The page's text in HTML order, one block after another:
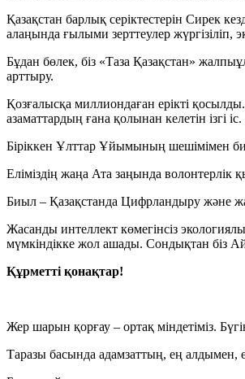
Қазақстан барлық серіктестерін Сирек
алаңында ғылыми зерттеулер жүргізіліп,
Бұдан бөлек, біз «Таза Қазақстан»
арттыру.
Қозғалысқа миллиондаған ерікті
азаматтардың ғана қолынан келетін ізгі іс.
Біріккен Ұлттар Ұйымының шешімімен
Еліміздің жаңа Ата заңында волонтерлік
Биыл – Қазақстанда Цифрландыру және
Жасанды интеллект көмегінсіз
мүмкіндікке жол ашады. Сондықтан біз
Құрметті қонақтар!
Жер шарын қорғау – ортақ міндетіміз.
Таразы басында адамзаттың, ең алдымен,